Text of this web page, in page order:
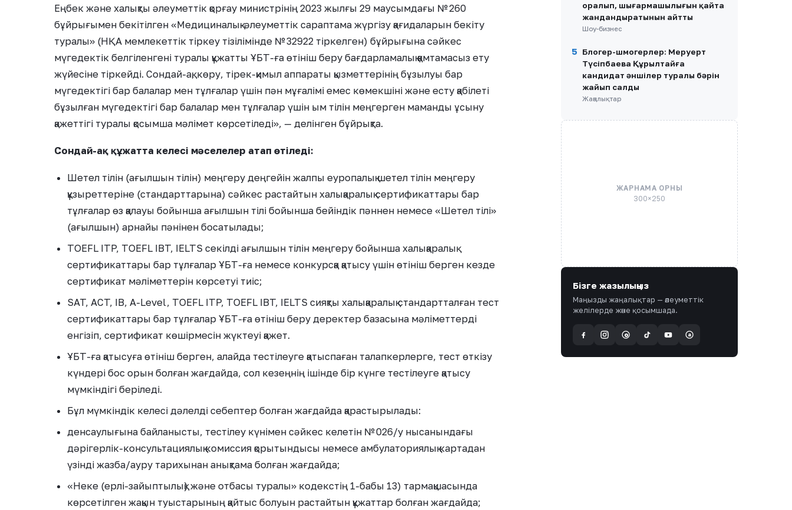
Еңбек және халықты әлеуметтік қорғау министрінің 2023 жылғы 29 маусымдағы № 260
бұйрығымен бекітілген «Медициналық-әлеуметтік сараптама жүргізу қағидаларын бекіту
туралы» (НҚА мемлекеттік тіркеу тізілімінде № 32922 тіркелген) бұйрығына сәйкес
мүгедектік белгіленгені туралы құжатты ҰБТ-ға өтініш беру бағдарламалық қамтамасыз ету
жүйесіне тіркейді. Сондай-ақ, көру, тірек-қимыл аппараты қызметтерінің бұзылуы бар
мүгедектігі бар балалар мен тұлғалар үшін пән мұғалімі емес көмекшіні және есту қабілеті
бұзылған мүгедектігі бар балалар мен тұлғалар үшін ым тілін меңгерген маманды ұсыну
қажеттігі туралы қосымша мәлімет көрсетіледі», — делінген бұйрықта.
Сондай-ақ құжатта келесі мәселелер атап өтіледі:
Шетел тілін (ағылшын тілін) меңгеру деңгейін жалпы еуропалық шетел тілін меңгеру
құзыреттеріне (стандарттарына) сәйкес растайтын халықаралық сертификаттары бар
тұлғалар өз қалауы бойынша ағылшын тілі бойынша бейіндік пәннен немесе «Шетел тілі»
(ағылшын) арнайы пәнінен босатылады;
TOEFL ITP, TOEFL IBT, IELTS секілді ағылшын тілін меңгеру бойынша халықаралық
сертификаттары бар тұлғалар ҰБТ-ға немесе конкурсқа қатысу үшін өтініш берген кезде
сертификат мәліметтерін көрсетуі тиіс;
SAT, ACT, IB, A-Level, TOEFL ITP, TOEFL IBT, IELTS сияқты халықаралық стандартталған тест
сертификаттары бар тұлғалар ҰБТ-ға өтініш беру деректер базасына мәліметтерді
енгізіп, сертификат көшірмесін жүктеуі қажет.
ҰБТ-ға қатысуға өтініш берген, алайда тестілеуге қатыспаған талапкерлерге, тест өткізу
күндері бос орын болған жағдайда, сол кезеңнің ішінде бір күнге тестілеуге қатысу
мүмкіндігі беріледі.
Бұл мүмкіндік келесі дәлелді себептер болған жағдайда қарастырылады:
денсаулығына байланысты, тестілеу күнімен сәйкес келетін № 026/у нысанындағы
дәрігерлік-консультациялық комиссия қорытындысы немесе амбулаториялық картадан
үзінді жазба/ауру тарихынан анықтама болған жағдайда;
«Неке (ерлі-зайыптылық) және отбасы туралы» кодекстің 1-бабы 13) тармақшасында
көрсетілген жақын туыстарының қайтыс болуын растайтын құжаттар болған жағдайда;
оралып, шығармашылығын қайта
жандандыратынын айтты
Шоу-бизнес
5
Блогер-шмогерлер: Меруерт
Түсіпбаева Құрылтайға
кандидат әншілер туралы бәрін
жайып салды
Жаңалықтар
ЖАРНАМА ОРНЫ
300×250
Бізге жазылыңыз
Маңызды жаңалықтар — әлеуметтік
желілерде және қосымшада.
@ a